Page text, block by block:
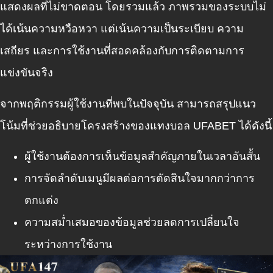
แสดงผลที่ไม่ขาดตอน โดยรวมแล้ว ภาพรวมของระบบไม่
ได้เน้นความหวือหวา แต่เน้นความเป็นระเบียบ ความ
เสถียร และการใช้งานที่สอดคล้องกับการติดตามการ
แข่งขันจริง
จากพฤติกรรมผู้ใช้งานที่พบในปัจจุบัน สามารถสรุปแนว
โน้มที่ช่วยอธิบายโครงสร้างของแทงบอล UFABET ได้ดังนี้
ผู้ใช้งานต้องการเห็นข้อมูลสำคัญภายในเวลาอันสั้น
การจัดลำดับเมนูมีผลต่อการตัดสินใจมากกว่าการ
ตกแต่ง
ความสม่ำเสมอของข้อมูลช่วยลดการเปลี่ยนใจ
ระหว่างการใช้งาน